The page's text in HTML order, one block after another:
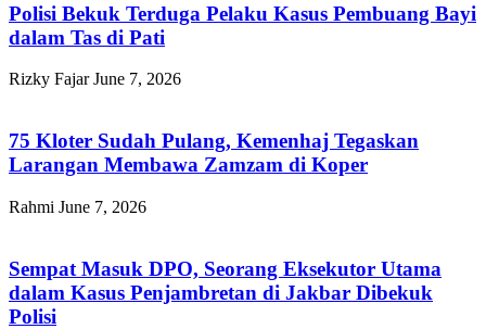
Polisi Bekuk Terduga Pelaku Kasus Pembuang Bayi
dalam Tas di Pati
Rizky FajarJune 7, 2026
75 Kloter Sudah Pulang, Kemenhaj Tegaskan
Larangan Membawa Zamzam di Koper
Rahmi June 7, 2026
Sempat Masuk DPO, Seorang Eksekutor Utama
dalam Kasus Penjambretan di Jakbar Dibekuk
Polisi